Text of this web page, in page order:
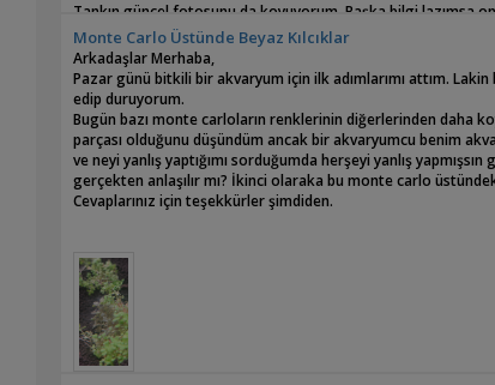
Tankın güncel fotosunu da koyuyorum. Başka bilgi lazımsa
Monte Carlo Üstünde Beyaz Kılcıklar
Arkadaşlar Merhaba,
Pazar günü bitkili bir akvaryum için ilk adımlarımı attım.
edip duruyorum.
Bugün bazı monte carloların renklerinin diğerlerinden daha
parçası olduğunu düşündüm ancak bir akvaryumcu benim
ve neyi yanlış yaptığımı sorduğumda herşeyi yanlış
gerçekten anlaşılır mı? İkinci olaraka bu monte carlo
Cevaplarınız için teşekkürler şimdiden.